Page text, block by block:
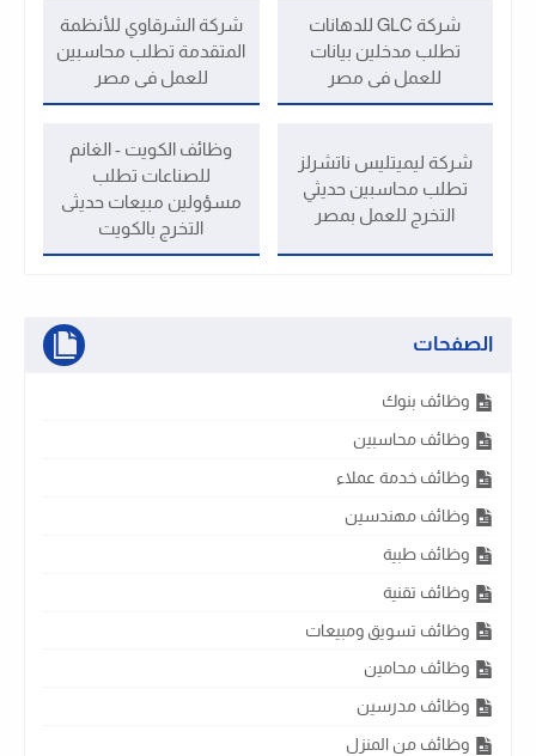
شركة GLC للدهانات
تطلب مدخلين بيانات
للعمل فى مصر
شركة الشرقاوي للأنظمة
المتقدمة تطلب محاسبين
للعمل فى مصر
شركة ليميتليس ناتشرلز
تطلب محاسبين حديثي
التخرج للعمل بمصر
وظائف الكويت - الغانم
للصناعات تطلب
مسؤولين مبيعات حديثى
التخرج بالكويت
الصفحات
وظائف بنوك
وظائف محاسبين
وظائف خدمة عملاء
وظائف مهندسين
وظائف طبية
وظائف تقنية
وظائف تسويق ومبيعات
وظائف محامين
وظائف مدرسين
وظائف من المنزل